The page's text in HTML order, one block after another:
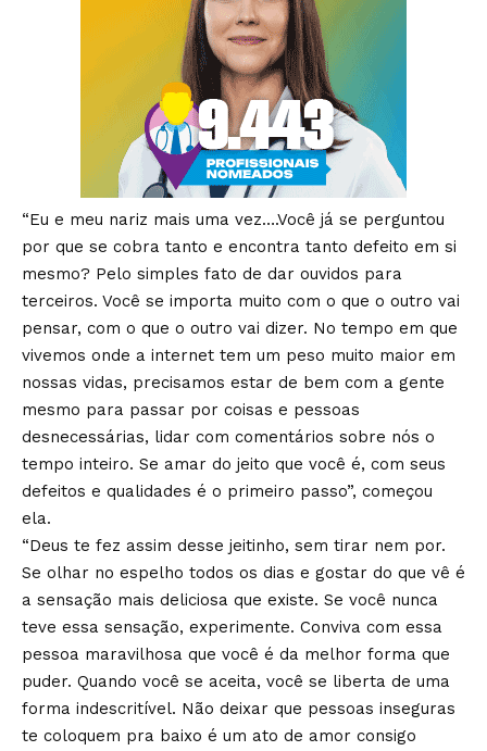
“Eu e meu nariz mais uma vez….Você já se perguntou
por que se cobra tanto e encontra tanto defeito em si
mesmo? Pelo simples fato de dar ouvidos para
terceiros. Você se importa muito com o que o outro vai
pensar, com o que o outro vai dizer. No tempo em que
vivemos onde a internet tem um peso muito maior em
nossas vidas, precisamos estar de bem com a gente
mesmo para passar por coisas e pessoas
desnecessárias, lidar com comentários sobre nós o
tempo inteiro. Se amar do jeito que você é, com seus
defeitos e qualidades é o primeiro passo”, começou
ela.
“Deus te fez assim desse jeitinho, sem tirar nem por.
Se olhar no espelho todos os dias e gostar do que vê é
a sensação mais deliciosa que existe. Se você nunca
teve essa sensação, experimente. Conviva com essa
pessoa maravilhosa que você é da melhor forma que
puder. Quando você se aceita, você se liberta de uma
forma indescritível. Não deixar que pessoas inseguras
te coloquem pra baixo é um ato de amor consigo